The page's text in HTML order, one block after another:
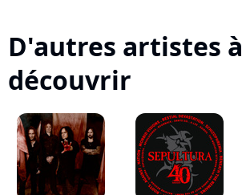
D'autres artistes à
découvrir